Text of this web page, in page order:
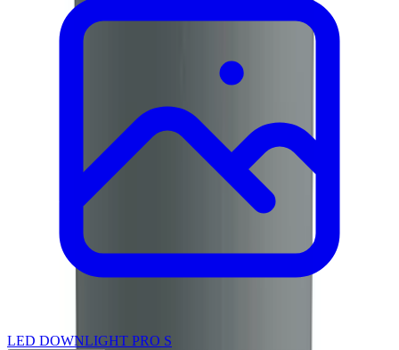
LED DOWNLIGHT PRO S